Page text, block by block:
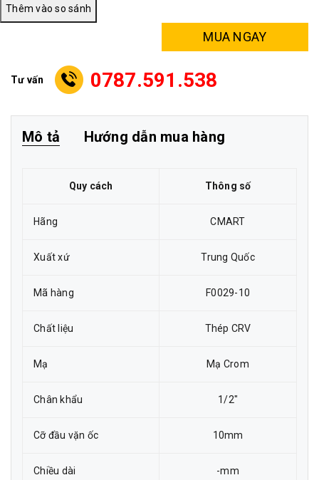
MUA NGAY
Tư vấn 0787.591.538
Mô tả Hướng dẫn mua hàng
Quy cách Thông số
Hãng CMART
Xuất xứ Trung Quốc
Mã hàng F0029-10
Chất liệu Thép CRV
Mạ Mạ Crom
Chân khẩu 1/2"
Cỡ đầu vặn ốc 10mm
Chiều dài -mm